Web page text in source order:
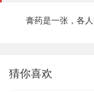
膏药是一张，各
猜你喜欢